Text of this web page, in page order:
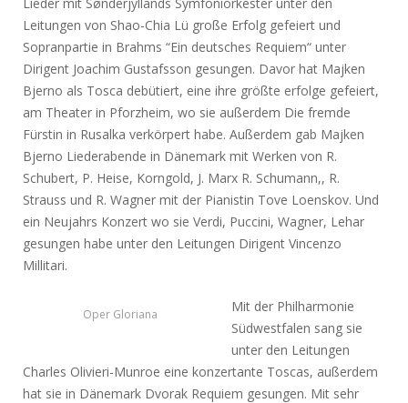
Leitungen von Shao-Chia Lü große Erfolg gefeiert und
Sopranpartie in Brahms “Ein deutsches Requiem“ unter
Dirigent Joachim Gustafsson gesungen. Davor hat Majken
Bjerno als Tosca debütiert, eine ihre größte erfolge gefeiert,
am Theater in Pforzheim, wo sie außerdem Die fremde
Fürstin in Rusalka verkörpert habe. Außerdem gab Majken
Bjerno Liederabende in Dänemark mit Werken von R.
Schubert, P. Heise, Korngold, J. Marx R. Schumann,, R.
Strauss und R. Wagner mit der Pianistin Tove Loenskov. Und
ein Neujahrs Konzert wo sie Verdi, Puccini, Wagner, Lehar
gesungen habe unter den Leitungen Dirigent Vincenzo
Millitari.
Oper Gloriana
Mit der Philharmonie
Südwestfalen sang sie
unter den Leitungen
Charles Olivieri-Munroe eine konzertante Toscas, außerdem
hat sie in Dänemark Dvorak Requiem gesungen. Mit sehr